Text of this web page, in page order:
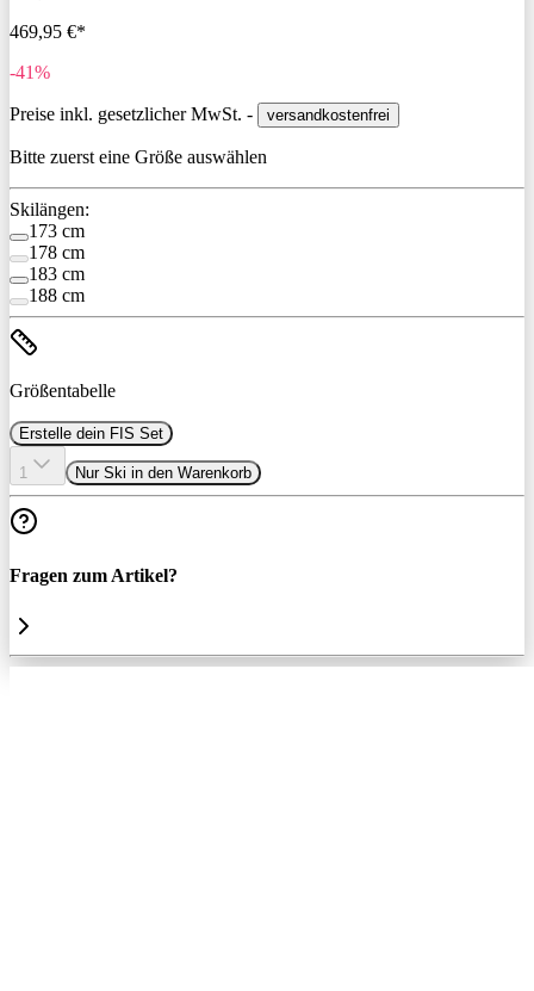
469,95 €*
-41%
Preise inkl. gesetzlicher MwSt. - versandkostenfrei
Bitte zuerst eine Größe auswählen
Skilängen:
173 cm
178 cm
183 cm
188 cm
Größentabelle
Erstelle dein FIS Set
1 Nur Ski in den Warenkorb
Fragen zum Artikel?